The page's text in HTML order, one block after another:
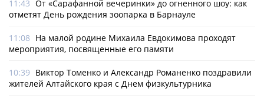
11:43 От «Сарафанной вечеринки» до огненного шоу: как
отметят День рождения зоопарка в Барнауле
11:08 На малой родине Михаила Евдокимова проходят
мероприятия, посвященные его памяти
10:39 Виктор Томенко и Александр Романенко поздравили
жителей Алтайского края с Днем физкультурника